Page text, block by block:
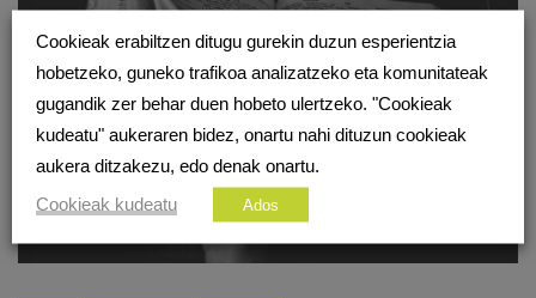
Cookieak erabiltzen ditugu gurekin duzun esperientzia
hobetzeko, guneko trafikoa analizatzeko eta komunitateak
gugandik zer behar duen hobeto ulertzeko. "Cookieak
kudeatu" aukeraren bidez, onartu nahi dituzun cookieak
aukera ditzakezu, edo denak onartu.
Cookieak kudeatu
Ados